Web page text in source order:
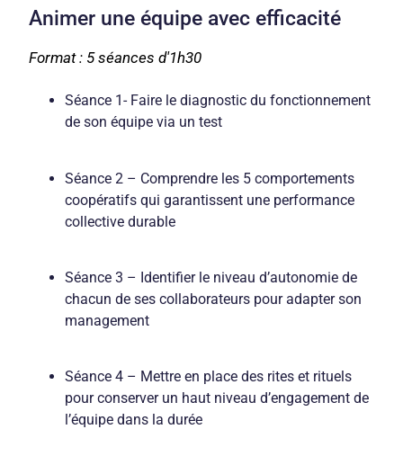
Animer une équipe avec efficacité
Format : 5 séances d'1h30
Séance 1- Faire le diagnostic du fonctionnement
de son équipe via un test
Séance 2 – Comprendre les 5 comportements
coopératifs qui garantissent une performance
collective durable
Séance 3 – Identifier le niveau d’autonomie de
chacun de ses collaborateurs pour adapter son
management
Séance 4 – Mettre en place des rites et rituels
pour conserver un haut niveau d’engagement de
l’équipe dans la durée